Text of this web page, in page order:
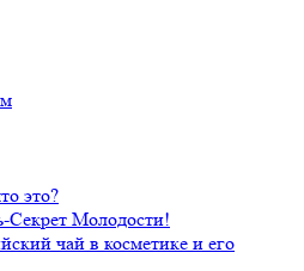
это?
Молодости!
чай в косметике и его